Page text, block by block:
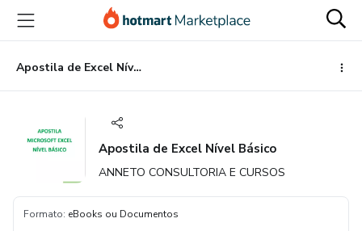
para
conteúdo
principal
para
pagamento
para
rodapé
Apostila de Excel Nível Básico
Apostila de Excel Nível Básico
ANNETO CONSULTORIA E CURSOS
Formato: eBooks ou Documentos